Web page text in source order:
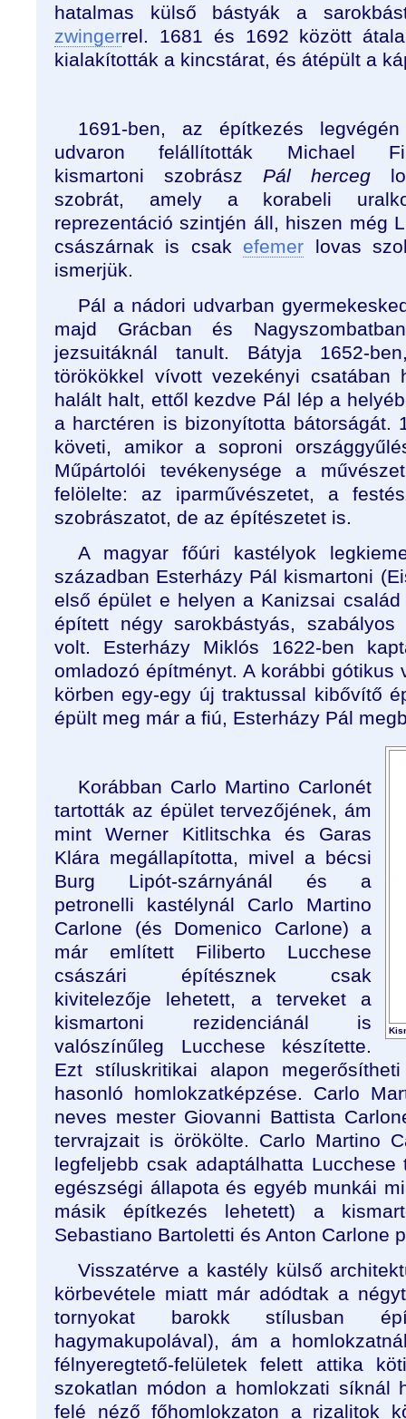
hatalmas külső bástyák a
zwingerrel. 1681 és 1692 között
kialakították a kincstárat, és átépült a
1691-ben, az építkezés
udvaron felállították Michael
kismartoni szobrász Pál herceg
szobrát, amely a korabeli
reprezentáció szintjén áll, hiszen még
császárnak is csak efemer lovas
ismerjük.
Pál a nádori udvarban
majd Grácban és
jezsuitáknál tanult. Bátyja 1652-
törökökkel vívott vezekényi csatában
halált halt, ettől kezdve Pál lép a
a harctéren is bizonyította bátorságát.
követi, amikor a soproni
Műpártolói tevékenysége a
felölelte: az iparművészetet, a
szobrászatot, de az építészetet is.
A magyar főúri kastélyok
században Esterházy Pál kismartoni
első épület e helyen a Kanizsai
épített négy sarokbástyás,
volt. Esterházy Miklós 1622-ben
omladozó építményt. A korábbi gótikus
körben egy-egy új traktussal kibővítő
épült meg már a fiú, Esterházy Pál
Korábban Carlo Martino Carlonét
tartották az épület tervezőjének, ám
mint Werner Kitlitschka és Garas
Klára megállapította, mivel a bécsi
Burg Lipót-szárnyánál és a
petronelli kastélynál Carlo Martino
Carlone (és Domenico Carlone) a
már említett Filiberto Lucchese
császári építésznek csak
kivitelezője lehetett, a terveket a
kismartoni rezidenciánál is
valószínűleg Lucchese készítette.
Ezt stíluskritikai alapon
hasonló homlokzatképzése. Carlo
neves mester Giovanni Battista
tervrajzait is örökölte. Carlo Martino
legfeljebb csak adaptálhatta
egészségi állapota és egyéb munkái
másik építkezés lehetett) a
Sebastiano Bartoletti és Anton Carlone
Visszatérve a kastély külső
körbevétele miatt már adódtak a
tornyokat barokk stílusban
hagymakupolával), ám a
félnyeregtető-felületek felett attika
szokatlan módon a homlokzati síknál
felé néző főhomlokzaton a rizalitok